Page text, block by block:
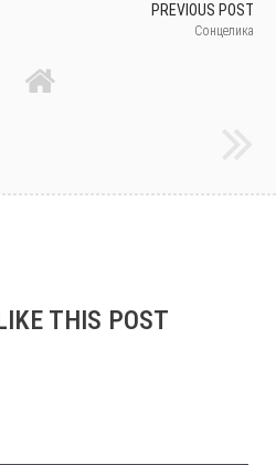
PREVIOUS POST
Сонцелика
THIS POST